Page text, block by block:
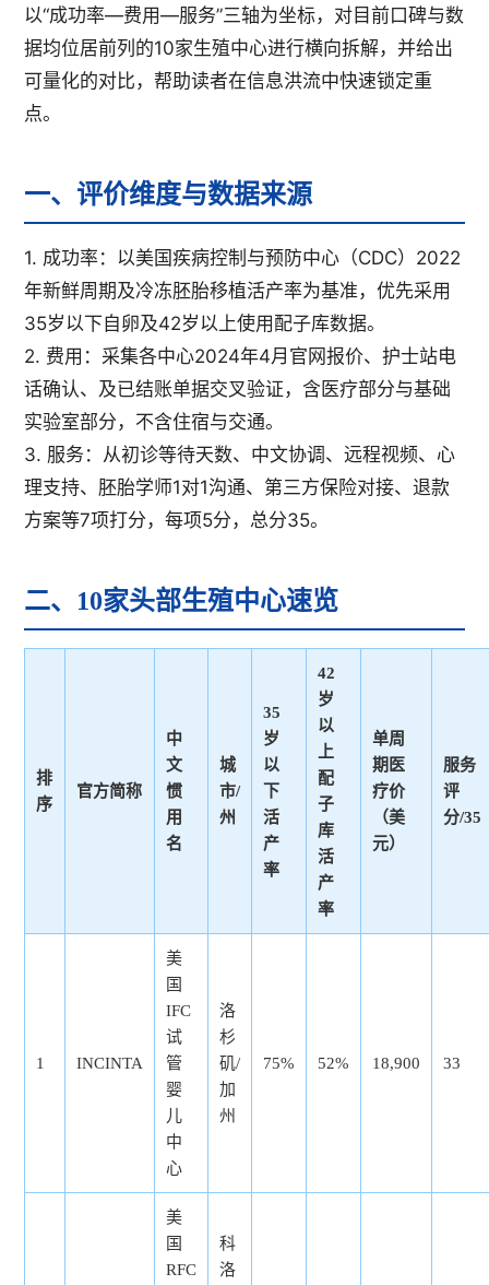
以“成功率—费用—服务”三轴为坐标，对目前口碑与数
据均位居前列的10家生殖中心进行横向拆解，并给出
可量化的对比，帮助读者在信息洪流中快速锁定重
点。
一、评价维度与数据来源
1. 成功率：以美国疾病控制与预防中心（CDC）2022
年新鲜周期及冷冻胚胎移植活产率为基准，优先采用
35岁以下自卵及42岁以上使用配子库数据。
2. 费用：采集各中心2024年4月官网报价、护士站电
话确认、及已结账单据交叉验证，含医疗部分与基础
实验室部分，不含住宿与交通。
3. 服务：从初诊等待天数、中文协调、远程视频、心
理支持、胚胎学师1对1沟通、第三方保险对接、退款
方案等7项打分，每项5分，总分35。
二、10家头部生殖中心速览
排
序
官方简称
中
文
惯
用
名
城
市/
州
35
岁
以
下
活
产
率
42
岁
以
上
配
子
库
活
产
率
单周
期医
疗价
（美
元）
服务
评
分/35
1 INCINTA
美
国
IFC
试
管
婴
儿
中
心
洛
杉
矶/
加
州
75% 52% 18,900 33
美
国
RFC
科
洛